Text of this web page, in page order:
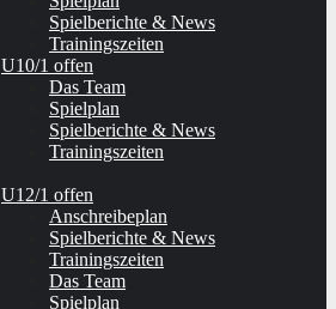
Spielberichte & News
Trainingszeiten
U10/1 offen
Das Team
Spielplan
Spielberichte & News
Trainingszeiten
U12/1 offen
Anschreibeplan
Spielberichte & News
Trainingszeiten
Das Team
Spielplan